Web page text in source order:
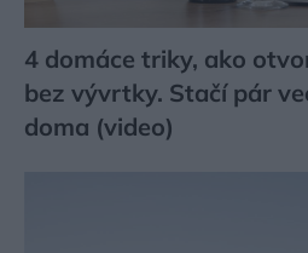
4 domáce triky, ako
bez vývrtky. Stačí pár
doma (video)